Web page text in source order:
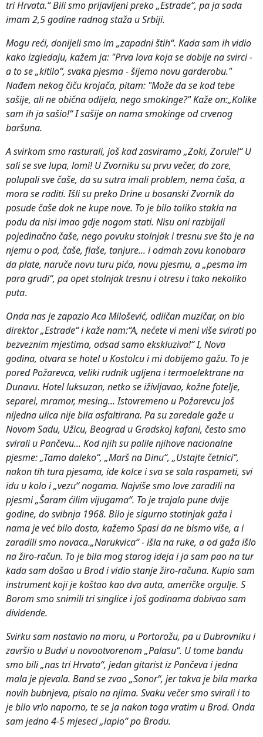
tri Hrvata.“ Bili smo prijavljeni preko „Estrade“, pa ja sada
imam 2,5 godine radnog staža u Srbiji.
Mogu reći, donijeli smo im „zapadni štih“. Kada sam ih vidio
kako izgledaju, kažem ja: "Prva lova koja se dobije na svirci -
a to se „kitilo“, svaka pjesma - šijemo novu garderobu."
Nađem nekog čiču krojača, pitam: "Može da se kod tebe
sašije, ali ne obična odijela, nego smokinge?" Kaže on:„Kolike
sam ih ja sašio!“ I sašije on nama smokinge od crvenog
baršuna.
A svirkom smo rasturali, još kad zasviramo „Zoki, Zorule!“ U
sali se sve lupa, lomi! U Zvorniku su prvu večer, do zore,
polupali sve čaše, da su sutra imali problem, nema čaša, a
mora se raditi. Išli su preko Drine u bosanski Zvornik da
posude čaše dok ne kupe nove. To je bilo toliko stakla na
podu da nisi imao gdje nogom stati. Nisu oni razbijali
pojedinačno čaše, nego povuku stolnjak i tresnu sve što je na
njemu o pod, čaše, flaše, tanjure... i odmah zovu konobara
da plate, naruče novu turu pića, novu pjesmu, a „pesma im
para grudi“, pa opet stolnjak tresnu i otresu i tako nekoliko
puta.
Onda nas je zapazio Aca Milošević, odličan muzičar, on bio
direktor „Estrade“ i kaže nam:“A, nećete vi meni više svirati po
bezveznim mjestima, odsad samo ekskluziva!“ I, Nova
godina, otvara se hotel u Kostolcu i mi dobijemo gažu. To je
pored Požarevca, veliki rudnik ugljena i termoelektrane na
Dunavu. Hotel luksuzan, netko se iživljavao, kožne fotelje,
separei, mramor, mesing... Istovremeno u Požarevcu još
nijedna ulica nije bila asfaltirana. Pa su zaredale gaže u
Novom Sadu, Užicu, Beograd u Gradskoj kafani, često smo
svirali u Pančevu... Kod njih su palile njihove nacionalne
pjesme: „Tamo daleko“, „Marš na Dinu“, „Ustajte četnici“,
nakon tih tura pjesama, ide kolce i sva se sala raspameti, svi
idu u kolo i „vezu“ nogama. Najviše smo love zaradili na
pjesmi „Šaram ćilim vijugama“. To je trajalo pune dvije
godine, do svibnja 1968. Bilo je sigurno stotinjak gaža i
nama je već bilo dosta, kažemo Spasi da ne bismo više, a i
zaradili smo novaca.„Narukvica“ - išla na ruke, a od gaža išlo
na žiro-račun. To je bila mog starog ideja i ja sam pao na tur
kada sam došao u Brod i vidio stanje žiro-računa. Kupio sam
instrument koji je koštao kao dva auta, američke orgulje. S
Borom smo snimili tri singlice i još godinama dobivao sam
dividende.
Svirku sam nastavio na moru, u Portorožu, pa u Dubrovniku i
završio u Budvi u novootvorenom „Palasu“. U tome bandu
smo bili „nas tri Hrvata“, jedan gitarist iz Pančeva i jedna
mala je pjevala. Band se zvao „Sonor“, jer takva je bila marka
novih bubnjeva, pisalo na njima. Svaku večer smo svirali i to
je bilo vrlo naporno, te se ja nakon toga vratim u Brod. Onda
sam jedno 4-5 mjeseci „lapio“ po Brodu.